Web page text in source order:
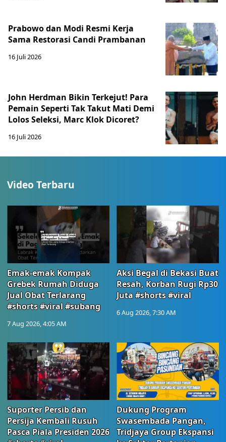
Prabowo dan Modi Resmi Kerja
Sama Restorasi Candi Prambanan
16 Juli 2026
John Herdman Bikin Terkejut! Para
Pemain Seperti Tak Takut Mati Demi
Lolos Seleksi, Marc Klok Dicoret?
16 Juli 2026
Video Terbaru
Emak-emak Kompak
Grebek Rumah Diduga
Jual Obat Terlarang
#shorts #viral #subang
7 Aug 2026, 4:05 AM
Aksi Begal di Bekasi Buat
Resah, Korban Rugi Rp30
Juta #shorts #viral
6 Aug 2026, 7:30 AM
Suporter Persib dan
Persija Kembali Rusuh
Pasca Piala Presiden 2026
Dukung Program
Swasembada Pangan,
Tridjaya Group Ekspansi